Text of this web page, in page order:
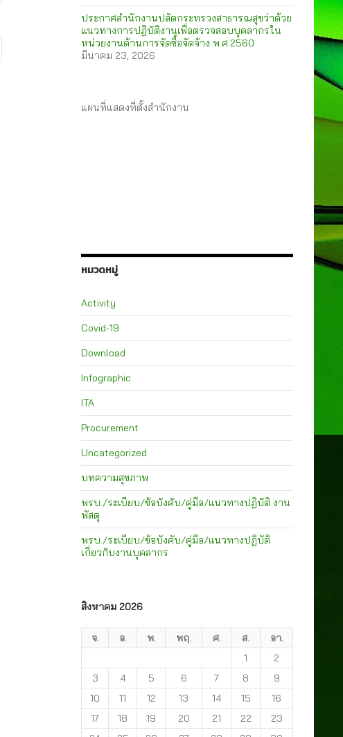
ประกาศสำนักงานปลัดกระทรวงสาธารณสุขว่าด้วย
แนวทางการปฏิบัติงานเพื่อตรวจสอบบุคลากรใน
หน่วยงานด้านการจัดซื้อจัดจ้าง พ.ศ.2560
มีนาคม 23, 2026
แผนที่แสดงที่ตั้งสำนักงาน
หมวดหมู่
Activity
Covid-19
Download
Infographic
ITA
Procurement
Uncategorized
บทความสุขภาพ
พรบ./ระเบียบ/ข้อบังคับ/คู่มือ/แนวทางปฏิบัติ งาน
พัสดุ
พรบ./ระเบียบ/ข้อบังคับ/คู่มือ/แนวทางปฏิบัติ
เกี่ยวกับงานบุคลากร
สิงหาคม 2026
จ. อ. พ. พฤ. ศ. ส.
อา.
1
2
3
4 5 6 7 8
9
10
11 12 13 14 15
16
17
18 19 20 21 22
23